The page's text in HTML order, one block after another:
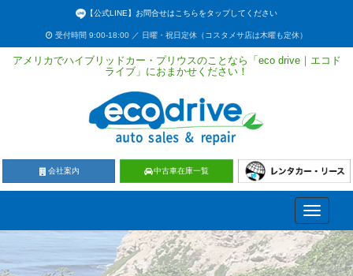
【公式LINE】お問合せはこちらをタップしてください
受付時間 9:00-18:00 ／ 日曜・祝日定休（コスタメサ店は木曜も定休）
アメリカでハイブリッドカー・プリウスのことなら「eco drive｜エコド
ライブ」におまかせください！
会社案内 中古車在庫一覧
Toggle